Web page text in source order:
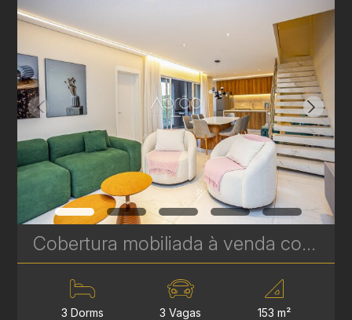
Cobertura mobiliada à venda com 3 suítes no Hugo Lange - 204 m² - Niob Graciosa | Ref. 1785
3 Dorms 3 Vagas 153 m²